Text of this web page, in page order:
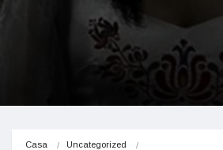
Casa Uncategorized